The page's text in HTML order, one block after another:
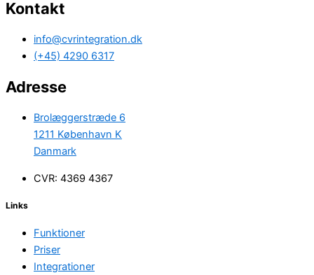
Kontakt
info@cvrintegration.dk
(+45) 4290 6317
Adresse
Brolæggerstræde 6
1211 København K
Danmark
CVR: 4369 4367
Links
Funktioner
Priser
Integrationer